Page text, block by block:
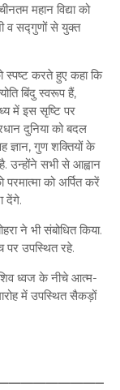
महान विद्या को
सद्गुणों से युक्त
स्पष्ट करते हुए कहा कि
बिंदु स्वरूप हैं,
में इस सृष्टि पर
दुनिया को बदल
ज्ञान, गुण शक्तियों के
उन्होंने सभी से आह्वान
को अर्पित करें
देंगे.
ने भी संबोधित किया.
उपस्थित रहे.
ध्वज के नीचे आत्म-
में उपस्थित सैकड़ों